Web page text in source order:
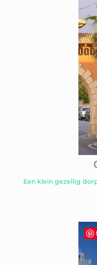
Een klein gezellig